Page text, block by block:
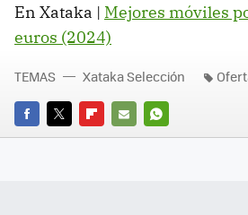
En Xataka | Mejores móviles
euros (2024)
FACEBOOK
TWITTERFLIPBOARD
E-
WHATSAPP
TEMAS Xataka Selección